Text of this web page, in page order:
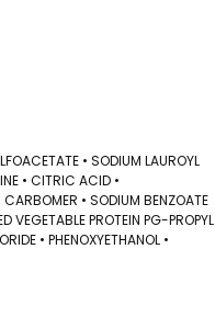
• SODIUM LAUROYL
• CITRIC ACID •
• SODIUM BENZOATE
VEGETABLE PROTEIN PG-PROPYL
• PHENOXYETHANOL •